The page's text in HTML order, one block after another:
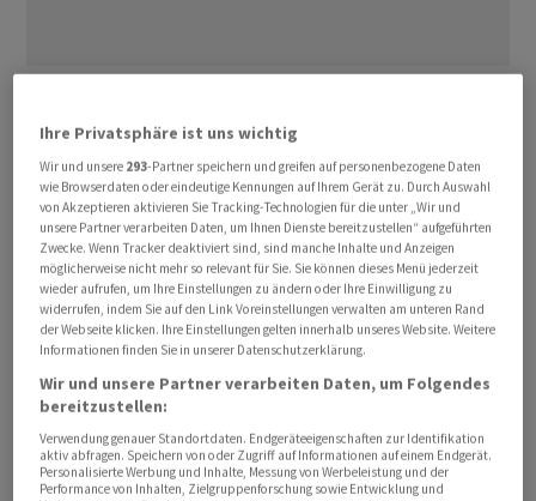
Prognosen derUBSum 2,2 Prozent zu. So notiert die
Jahresbilanz bei +58 Prozent, auf Wochensicht
resultiert nach wie vor ein 3-prozentiges Minus.
Gestern stemmten sich die Titel jedoch klar gegen den
Negativtrend im Techsektor.ABB(-2,6 Prozent)
undLogitech(-1,9 Prozent) waren die klaren Verlierer
am SMI, auch andere Techwerte wieVAT(-1,2 Prozent)
starken bisherigen Verlauf nach.
Investoren dürften laut Analysten vor dem SpaceX-IPO
am Freitag noch Gewinne mitnehmen, um Liquidität zu
Ihre Privatsphäre ist uns wichtig
Wir und unsere 293-Partner speichern und greifen auf personenbezogene Daten
wie Browserdaten oder eindeutige Kennungen auf Ihrem Gerät zu. Durch Auswahl
von Akzeptieren aktivieren Sie Tracking-Technologien für die unter „Wir und
unsere Partner verarbeiten Daten, um Ihnen Dienste bereitzustellen“ aufgeführten
Zwecke. Wenn Tracker deaktiviert sind, sind manche Inhalte und Anzeigen
möglicherweise nicht mehr so relevant für Sie. Sie können dieses Menü jederzeit
wieder aufrufen, um Ihre Einstellungen zu ändern oder Ihre Einwilligung zu
widerrufen, indem Sie auf den Link Voreinstellungen verwalten am unteren Rand
der Webseite klicken. Ihre Einstellungen gelten innerhalb unseres Website. Weitere
Informationen finden Sie in unserer Datenschutzerklärung.
Wir und unsere Partner verarbeiten Daten, um Folgendes
bereitzustellen:
Verwendung genauer Standortdaten. Endgeräteeigenschaften zur Identifikation
aktiv abfragen. Speichern von oder Zugriff auf Informationen auf einem Endgerät.
Personalisierte Werbung und Inhalte, Messung von Werbeleistung und der
Performance von Inhalten, Zielgruppenforschung sowie Entwicklung und